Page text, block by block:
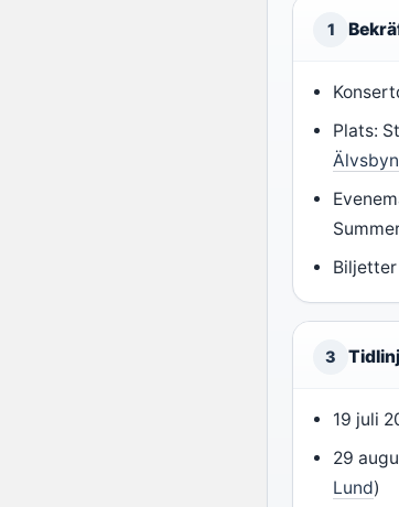
1
Plats:
Älvsbyn
3
19 juli
29
Lund)